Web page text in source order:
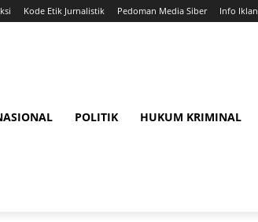
Kode Etik Jurnalistik Pedoman Media Siber Info Iklan
POLITIK HUKUM KRIMINAL